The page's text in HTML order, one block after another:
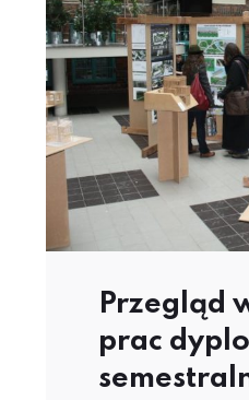
Przegląd
prac